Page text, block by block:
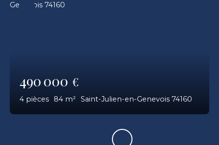
490 000 €
4 pièces 84 m² Saint-Julien-en-Genevois 74160